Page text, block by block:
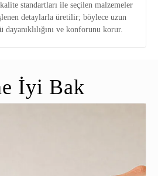
standartları ile seçilen malzemeler
detaylarla üretilir; böylece uzun
ve konforunu korur.
İyi Bak